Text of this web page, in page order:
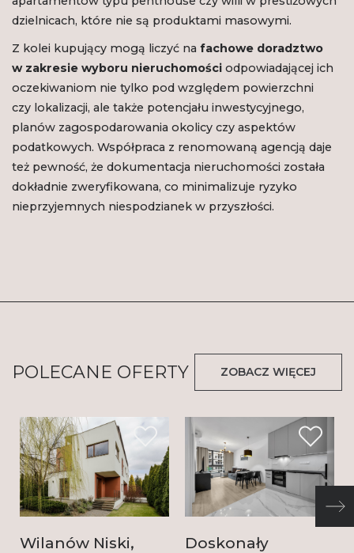
dzielnicach, które nie są produktami masowymi.
Z kolei kupujący mogą liczyć na fachowe doradztwo
w zakresie wyboru nieruchomości odpowiadającej ich
oczekiwaniom nie tylko pod względem powierzchni
czy lokalizacji, ale także potencjału inwestycyjnego,
planów zagospodarowania okolicy czy aspektów
podatkowych. Współpraca z renomowaną agencją daje
też pewność, że dokumentacja nieruchomości została
dokładnie zweryfikowana, co minimalizuje ryzyko
nieprzyjemnych niespodzianek w przyszłości.
POLECANE OFERTY ZOBACZ WIĘCEJ
Wilanów Niski,
Doskonały